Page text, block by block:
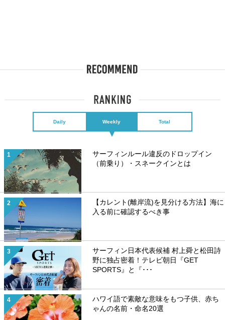
Daily Weekly Total
サーフィンルール違反のドロップイン
（前乗り）・スネークインとは
【カレント(離岸流)を見分ける方法】海に
入る前に確認するべき事
サーフィン日本代表候補 村上舜と松田詩
野に独占密着！テレビ朝日『GET
SPORTS』と『･･･
ハワイ語で素敵な意味をもつ子供、赤ち
ゃんの名前・命名20選